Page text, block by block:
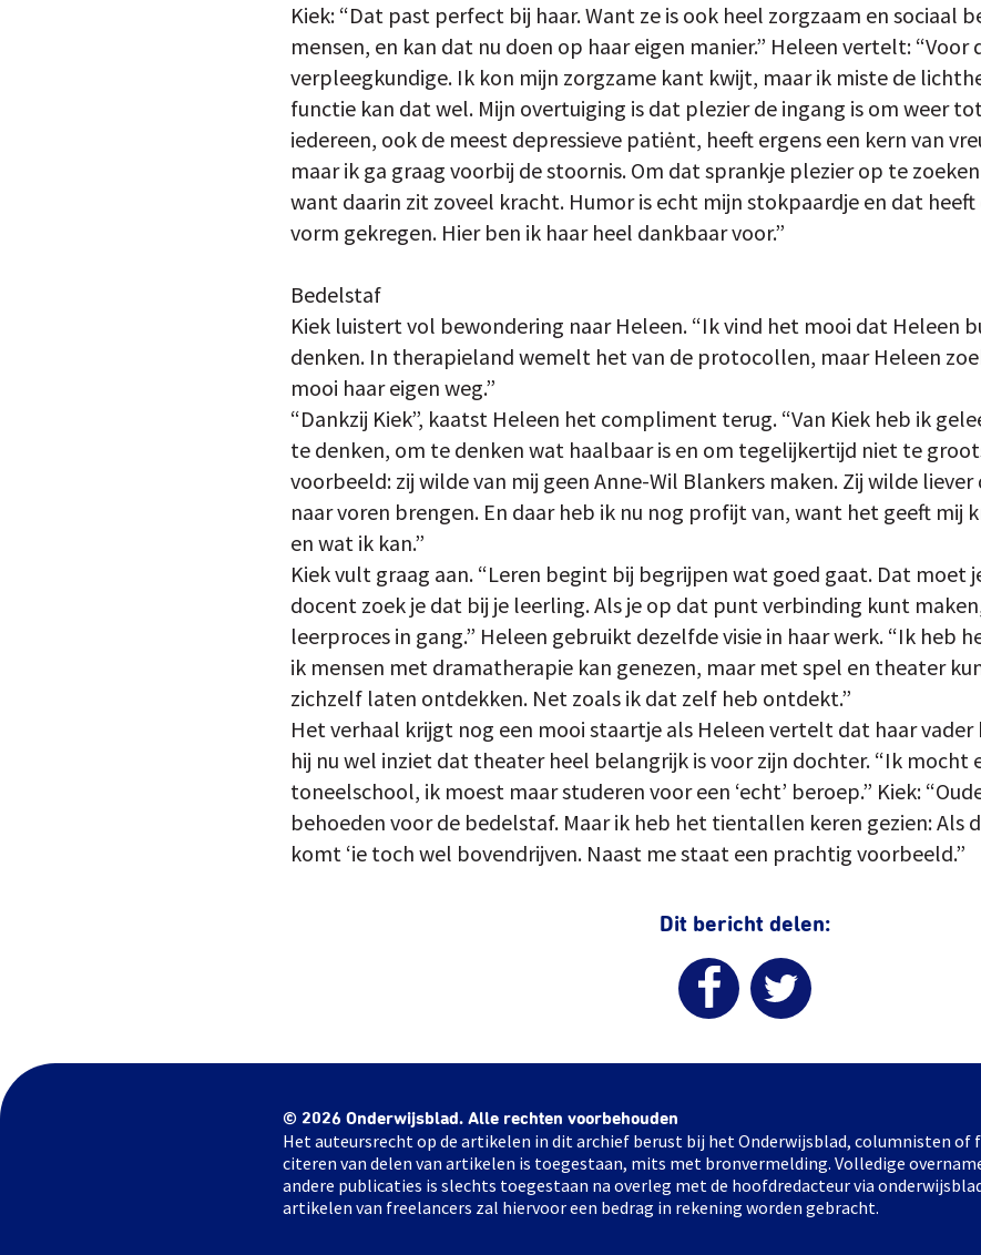
Kiek: “Dat past perfect bij haar. Want ze is ook heel zorgzaam en sociaal
mensen, en kan dat nu doen op haar eigen manier.” Heleen vertelt:
verpleegkundige. Ik kon mijn zorgzame kant kwijt, maar ik miste de
functie kan dat wel. Mijn overtuiging is dat plezier de ingang is om weer
iedereen, ook de meest depressieve patiėnt, heeft ergens een kern van
maar ik ga graag voorbij de stoornis. Om dat sprankje plezier op te
want daarin zit zoveel kracht. Humor is echt mijn stokpaardje en dat
vorm gekregen. Hier ben ik haar heel dankbaar voor.”
Bedelstaf
Kiek luistert vol bewondering naar Heleen. “Ik vind het mooi dat Heleen
denken. In therapieland wemelt het van de protocollen, maar Heleen
mooi haar eigen weg.”
“Dankzij Kiek”, kaatst Heleen het compliment terug. “Van Kiek heb ik
te denken, om te denken wat haalbaar is en om tegelijkertijd niet te
voorbeeld: zij wilde van mij geen Anne-Wil Blankers maken. Zij wilde
naar voren brengen. En daar heb ik nu nog profijt van, want het geeft mij
en wat ik kan.”
Kiek vult graag aan. “Leren begint bij begrijpen wat goed gaat. Dat moet
docent zoek je dat bij je leerling. Als je op dat punt verbinding kunt
leerproces in gang.” Heleen gebruikt dezelfde visie in haar werk. “Ik heb
ik mensen met dramatherapie kan genezen, maar met spel en theater
zichzelf laten ontdekken. Net zoals ik dat zelf heb ontdekt.”
Het verhaal krijgt nog een mooi staartje als Heleen vertelt dat haar
hij nu wel inziet dat theater heel belangrijk is voor zijn dochter. “Ik mocht
toneelschool, ik moest maar studeren voor een ‘echt’ beroep.” Kiek:
behoeden voor de bedelstaf. Maar ik heb het tientallen keren gezien: Als
komt ‘ie toch wel bovendrijven. Naast me staat een prachtig voorbeeld.”
Dit bericht delen:
© 2026 Onderwijsblad. Alle rechten voorbehouden
Het auteursrecht op de artikelen in dit archief berust bij het Onderwijsblad, columnisten of
citeren van delen van artikelen is toegestaan, mits met bronvermelding. Volledige
andere publicaties is slechts toegestaan na overleg met de hoofdredacteur via
artikelen van freelancers zal hiervoor een bedrag in rekening worden gebracht.